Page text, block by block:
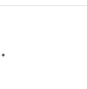
*